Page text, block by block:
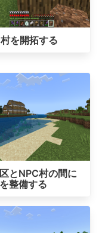
を開拓する
とNPC村の間に
整備する